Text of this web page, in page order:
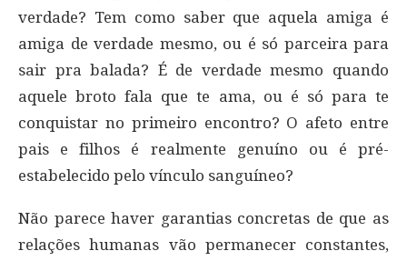
verdade? Tem como saber que aquela amiga é
amiga de verdade mesmo, ou é só parceira para
sair pra balada? É de verdade mesmo quando
aquele broto fala que te ama, ou é só para te
conquistar no primeiro encontro? O afeto entre
pais e filhos é realmente genuíno ou é pré-
estabelecido pelo vínculo sanguíneo?
Não parece haver garantias concretas de que as
relações humanas vão permanecer constantes,